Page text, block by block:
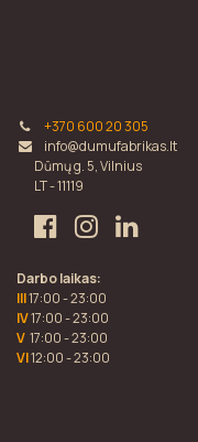
+370 600 20 305
info@dumufabrikas.lt
Dūmų g. 5, Vilnius
LT - 11119
Darbo laikas:
III17:00 - 23:00
IV17:00 - 23:00
V 17:00 - 23:00
VI12:00 - 23:00